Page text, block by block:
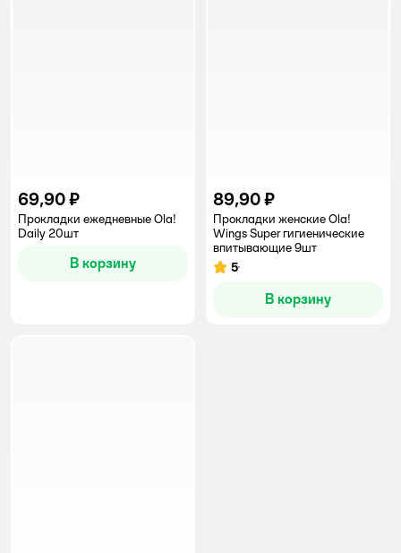
69,90 ₽
Прокладки ежедневные Ola!
Daily 20шт
В корзину
89,90 ₽
Прокладки женские Ola!
Wings Super гигиенические
впитывающие 9шт
Рейтинг:
5
В корзину